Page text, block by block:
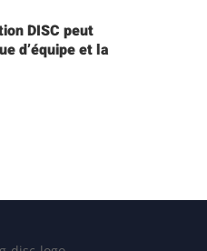
DISC peut
d’équipe et la